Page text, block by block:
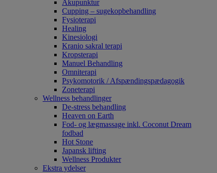
Akupunktur
Cupping – sugekopbehandling
Fysioterapi
Healing
Kinesiologi
Kranio sakral terapi
Kropsterapi
Manuel Behandling
Omniterapi
Psykomotorik / Afspændingspædagogik
Zoneterapi
Wellness behandlinger
De-stress behandling
Heaven on Earth
Fod- og lægmassage inkl. Coconut Dream
fodbad
Hot Stone
Japansk lifting
Wellness Produkter
Ekstra ydelser